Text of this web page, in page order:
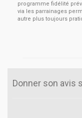
programme fidélité
via les parrainages
autre plus toujours
Donner son avis